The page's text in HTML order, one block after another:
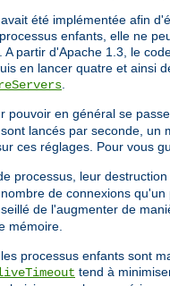
été implémentée afin
enfants, elle ne
partir d'Apache 1.3, le
en lancer quatre et ainsi
.
pouvoir en général se
lancés par seconde,
ces réglages. Pour vous
processus, leur
de connexions
de l'augmenter de
mémoire.
processus enfants sont
tend à